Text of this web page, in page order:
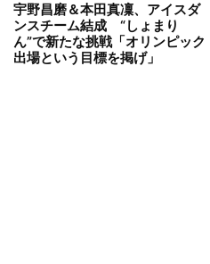
宇野昌磨＆本田真凜、アイスダ
ンスチーム結成 “しょまり
ん”で新たな挑戦「オリンピック
出場という目標を掲げ」